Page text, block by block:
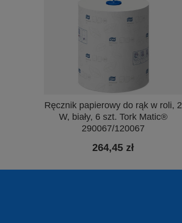
Ręcznik papierowy do rąk w roli, 2
W, biały, 6 szt. Tork Matic®
290067/120067
264,45 zł